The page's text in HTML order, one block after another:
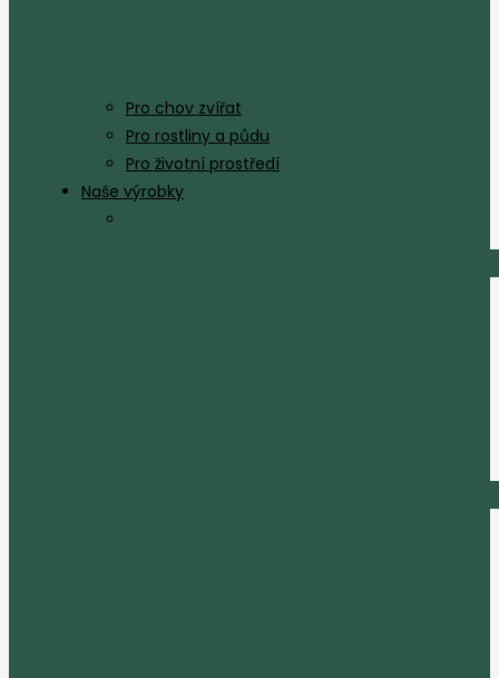
Pro chov zvířat
Pro rostliny a půdu
Pro životní prostředí
Naše výrobky